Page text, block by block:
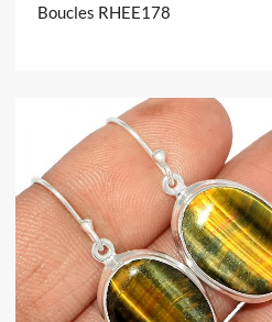
Boucles RHEE178